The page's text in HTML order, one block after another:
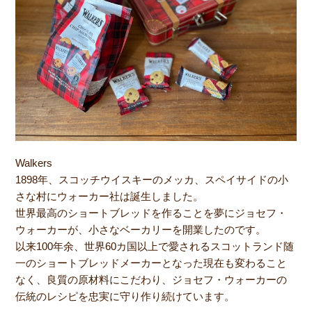
Walkers
1898年、スコッチウイスキーのメッカ、スペイサイドの小
さな村にウォーカー社は誕生しました。
世界最高のショートブレッドを作ることを夢にジョセフ・
ウォーカーが、小さなベーカリーを開業したのです。
以来100年余、世界60カ国以上で愛されるスコットランド随
一のショートブレッドメーカーとなった現在も変わること
なく、良質の原材料にこだわり、ジョセフ・ウォーカーの
伝統のレシピを忠実に守り作り続けています。